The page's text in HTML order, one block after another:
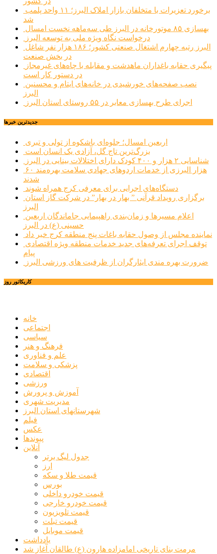
شد
بهسازی ۸۵ موتورخانه در البرز طی سه‌ماهه نخست امسال
درخواست نگاه ویژه ملی به توسعه البرز
در بخش صنعت
در دستور کار است
البرز
اجرای طرح بهسازی معابر در ۵۵ روستای استان البرز
جديدترين خبرها
اربعین امسال؛ جلوه‌ای باشکوه از تولی و تبری
بزرگ‌ترین تاج گل، آزادی یک انسان است
شناسایی ۲ هزار و ۴۰۰ کودک دارای اختلالات بینایی در البرز
۶۰ هزار البرزی از خدمات اردوهای جهادی سلامت بهره‌مند
شدند
دستگاه‌های اجرایی برای معرفی کرج همراه شوند
البرز
حسینی (ع) در البرز
نماینده مجلس از وصول حقابه باغات پنج منطقه کرج خبر داد
پیام
ضرورت بهره مندی ایثارگران از ظرفیت های ورزشی البرز
کاریکاتور روز
خانه
اجتماعی
سیاسی
فرهنگ و هنر
علم و فناوری
پزشکی و سلامت
اقتصادی
ورزشی
آموزش و پرورش
مدیریت شهری
شهرستانهای استان البرز
فیلم
عکس
پیوندها
آنلاین
جدول لیگ برتر
ارز
قیمت طلا و سکه
بورس
قیمت خودرو داخلی
قیمت خودرو خارجی
قیمت تلویزیون
قیمت تبلت
قیمت موبایل
یادداشت
مرمت بنای تاریخی امامزاده هارون (ع) طالقان آغاز شد